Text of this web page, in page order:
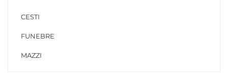
CESTI
FUNEBRE
MAZZI